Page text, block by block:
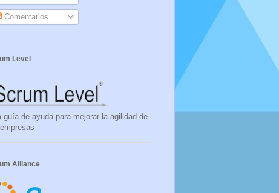
Comentarios
Level
guía de ayuda para mejorar la agilidad de
Alliance